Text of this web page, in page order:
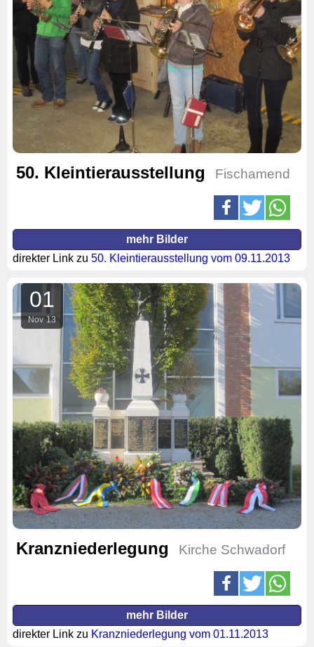
50. Kleintierausstellung Fischamend
mehr Bilder
direkter Link zu 50. Kleintierausstellung vom 09.11.2013
01
Nov 13
Kranzniederlegung Kirche Schwadorf
mehr Bilder
direkter Link zu Kranzniederlegung vom 01.11.2013